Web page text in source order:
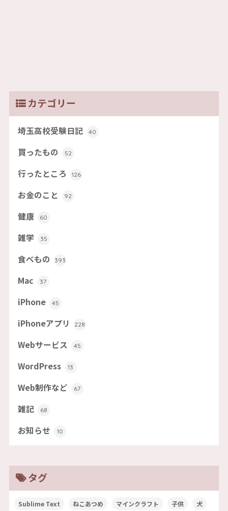
カテゴリー
埼玉高校受験日記 40
買ったもの 52
行ったところ 126
お金のこと 92
健康 60
雑学 35
食べもの 393
Mac 37
iPhone 45
iPhoneアプリ 228
Webサービス 45
WordPress 13
Web制作など 67
雑記 68
お知らせ 10
タグ
Sublime Text ねこあつめ マインクラフト 子供 犬